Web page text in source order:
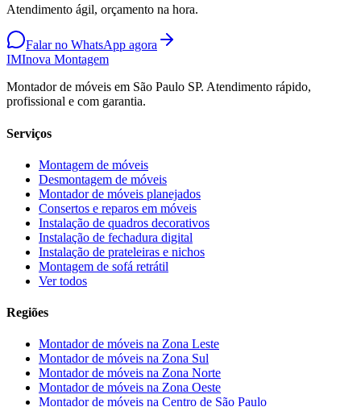
Atendimento ágil, orçamento na hora.
Falar no WhatsApp agora
IMInova Montagem
Montador de móveis em São Paulo SP. Atendimento rápido,
profissional e com garantia.
Serviços
Montagem de móveis
Desmontagem de móveis
Montador de móveis planejados
Consertos e reparos em móveis
Instalação de quadros decorativos
Instalação de fechadura digital
Instalação de prateleiras e nichos
Montagem de sofá retrátil
Ver todos
Regiões
Montador de móveis na Zona Leste
Montador de móveis na Zona Sul
Montador de móveis na Zona Norte
Montador de móveis na Zona Oeste
Montador de móveis na Centro de São Paulo